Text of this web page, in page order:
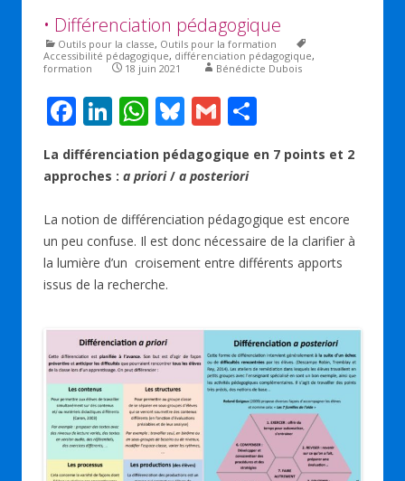
• Différenciation pédagogique
Outils pour la classe, Outils pour la formation
Accessibilité pédagogique, différenciation pédagogique,
formation
18 juin 2021 Bénédicte Dubois
F
ac
e
o
o
k
Li
n
k
dI
n
W
at
A
p
p
Bl
u
e
y
G
m
ai
ar
ta
er
La différenciation pédagogique en 7 points et 2
approches : a priori/ a posteriori
La notion de différenciation pédagogique est encore
un peu confuse. Il est donc nécessaire de la clarifier à
la lumière d’un croisement entre différents apports
issus de la recherche.